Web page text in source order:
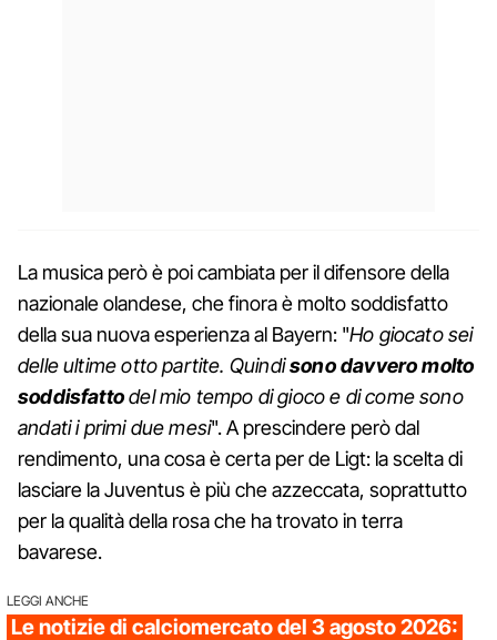
La musica però è poi cambiata per il difensore della
nazionale olandese, che finora è molto soddisfatto
della sua nuova esperienza al Bayern: "Ho giocato sei
delle ultime otto partite. Quindisono davvero molto
soddisfattodel mio tempo di gioco e di come sono
andati i primi due mesi". A prescindere però dal
rendimento, una cosa è certa per de Ligt: la scelta di
lasciare la Juventus è più che azzeccata, soprattutto
per la qualità della rosa che ha trovato in terra
bavarese.
LEGGI ANCHE
Le notizie di calciomercato del 3 agosto 2026: